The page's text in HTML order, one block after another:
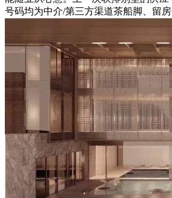
号码均为中介/第三方渠道茶船脚、留